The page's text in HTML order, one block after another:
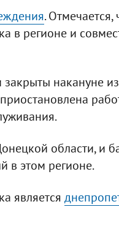
. Отмечается,
в регионе и
накануне
области, и
в этом регионе.
является